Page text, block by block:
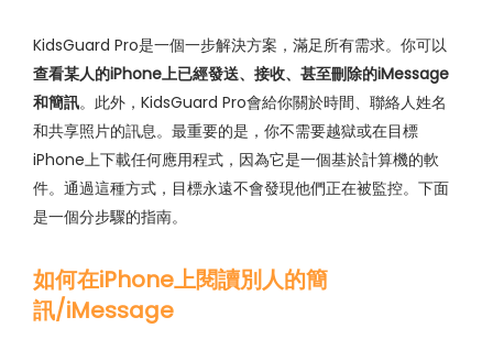
KidsGuard Pro是一個一步解決方案，滿足所有需求。你可以
查看某人的iPhone上已經發送、接收、甚至刪除的iMessage
和簡訊。此外，KidsGuard Pro會給你關於時間、聯絡人姓名
和共享照片的訊息。最重要的是，你不需要越獄或在目標
iPhone上下載任何應用程式，因為它是一個基於計算機的軟
件。通過這種方式，目標永遠不會發現他們正在被監控。下面
是一個分步驟的指南。
如何在iPhone上閱讀別人的簡
訊/iMessage